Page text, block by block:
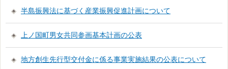
半島振興法に基づく産業振興促進計画について
上ノ国町男女共同参画基本計画の公表
地方創生先行型交付金に係る事業実施結果の公表について